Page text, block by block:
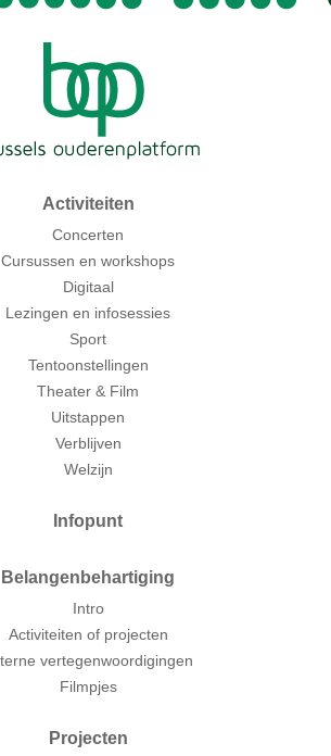
Activiteiten
Concerten
Cursussen en workshops
Digitaal
Lezingen en infosessies
Sport
Tentoonstellingen
Theater & Film
Uitstappen
Verblijven
Welzijn
Infopunt
Belangenbehartiging
Intro
Activiteiten of projecten
vertegenwoordigingen
Filmpjes
Projecten